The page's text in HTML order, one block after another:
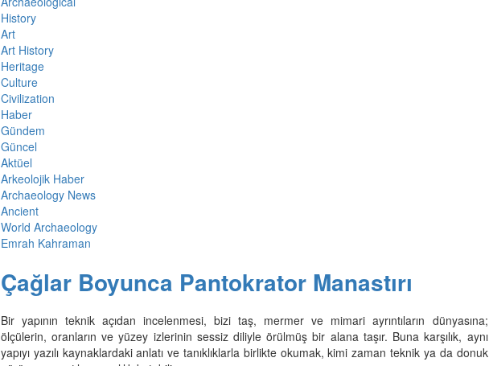
History
Art
Art History
Heritage
Culture
Civilization
Haber
Gündem
Güncel
Aktüel
Arkeolojik Haber
Archaeology News
Ancient
World Archaeology
Emrah Kahraman
Çağlar Boyunca Pantokrator Manastırı
Bir yapının teknik açıdan incelenmesi, bizi taş, mermer ve mimari ayrıntıların dünyasına;
ölçülerin, oranların ve yüzey izlerinin sessiz diliyle örülmüş bir alana taşır. Buna karşılık, aynı
yapıyı yazılı kaynaklardaki anlatı ve tanıklıklarla birlikte okumak, kimi zaman teknik ya da donuk